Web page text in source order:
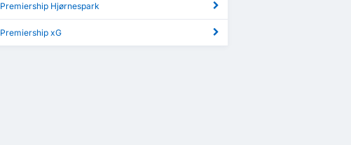
Premiership Hjørnespark
Premiership xG